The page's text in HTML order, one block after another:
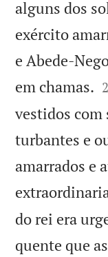
alguns dos
exército
e Abede-
em chamas. 
vestidos com
turbantes e
amarrados e
do rei era
quente que